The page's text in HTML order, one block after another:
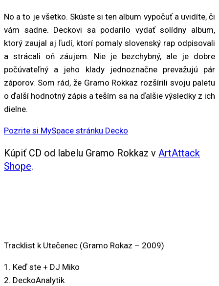
No a to je všetko. Skúste si ten album vypočuť a uvidíte, či
vám sadne. Deckovi sa podarilo vydať solídny album,
ktorý zaujal aj ľudí, ktorí pomaly slovenský rap odpisovali
a strácali oň záujem. Nie je bezchybný, ale je dobre
počúvateľný a jeho klady jednoznačne prevažujú pár
záporov. Som rád, že Gramo Rokkaz rozšírili svoju paletu
o ďalší hodnotný zápis a teším sa na ďalšie výsledky z ich
dielne.
Pozrite si MySpace stránku Decko
Kúpiť CD od labelu Gramo Rokkaz v ArtAttack
Shope.
Tracklist k Utečenec (Gramo Rokaz – 2009)
1. Keď ste + DJ Miko
2. DeckoAnalytik